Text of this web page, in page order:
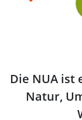
Die NUA ist
Natur,